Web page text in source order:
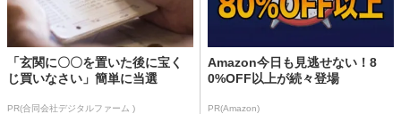
「玄関に〇〇を置いた後に宝く
じ買いなさい」簡単に当選
PR(合同会社デジタルファーム )
Amazon今日も見逃せない！8
0%OFF以上が続々登場
PR(Amazon)